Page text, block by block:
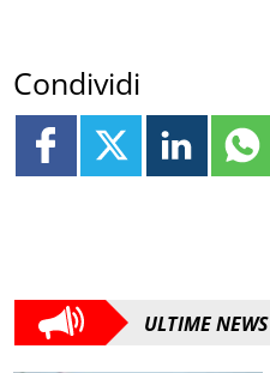
Condividi
ULTIME NEWS